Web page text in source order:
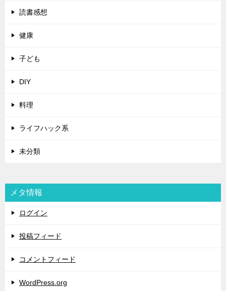
読書感想
健康
子ども
DIY
料理
ライフハック系
未分類
メタ情報
ログイン
投稿フィード
コメントフィード
WordPress.org